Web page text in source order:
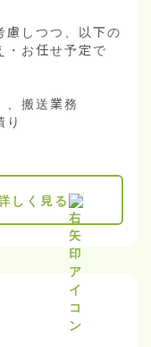
慮しつつ、以下の
・お任せ予定で
搬送業務
しく見る